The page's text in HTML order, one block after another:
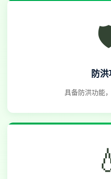
防
具备防洪功能